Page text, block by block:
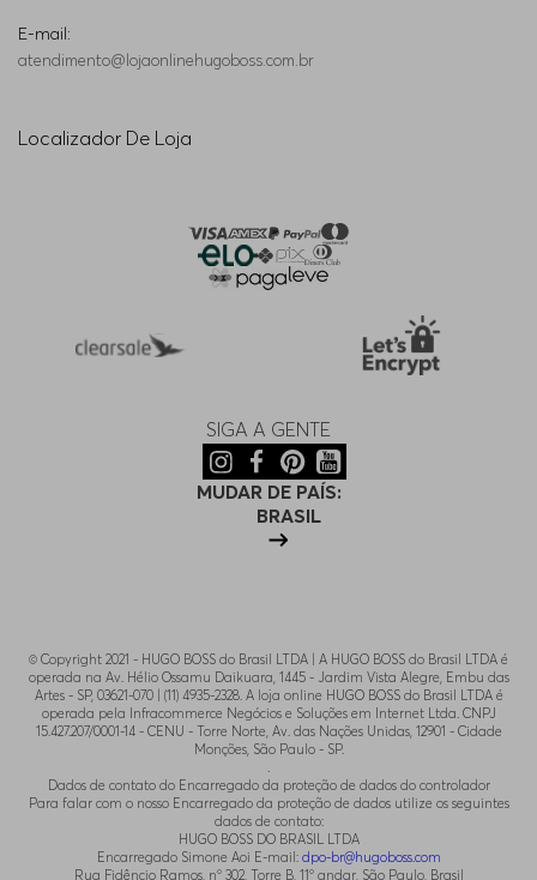
E-mail:
atendimento@lojaonlinehugoboss.com.br
Localizador De Loja
SIGA A GENTE
MUDAR DE PAÍS:
BRASIL
© Copyright 2021 - HUGO BOSS do Brasil LTDA | A HUGO BOSS do Brasil LTDA é
operada na Av. Hélio Ossamu Daikuara, 1445 - Jardim Vista Alegre, Embu das
Artes - SP, 03621-070 | (11) 4935-2328. A loja online HUGO BOSS do Brasil LTDA é
operada pela Infracommerce Negócios e Soluções em Internet Ltda. CNPJ
15.427.207/0001-14 - CENU - Torre Norte, Av. das Nações Unidas, 12901 - Cidade
Monções, São Paulo - SP.
.
Dados de contato do Encarregado da proteção de dados do controlador
Para falar com o nosso Encarregado da proteção de dados utilize os seguintes
dados de contato:
HUGO BOSS DO BRASIL LTDA
Encarregado Simone Aoi E-mail: dpo-br@hugoboss.com
Rua Fidêncio Ramos, n° 302, Torre B, 11° andar, São Paulo, Brasil